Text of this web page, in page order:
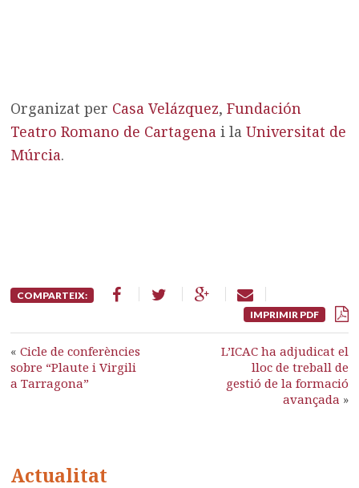
Organizat per Casa Velázquez,Fundación
Teatro Romano de Cartagena i la Universitat de
Múrcia.
COMPARTEIX:
IMPRIMIR PDF
«Cicle de conferències
sobre “Plaute i Virgili
a Tarragona”
L’ICAC ha adjudicat el
lloc de treball de
gestió de la formació
avançada »
Actualitat